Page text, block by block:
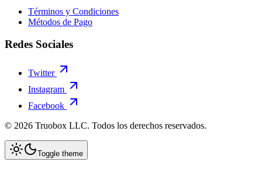
Términos y Condiciones
Métodos de Pago
Redes Sociales
Twitter
Instagram
Facebook
© 2026 Truobox LLC. Todos los derechos reservados.
Toggle theme